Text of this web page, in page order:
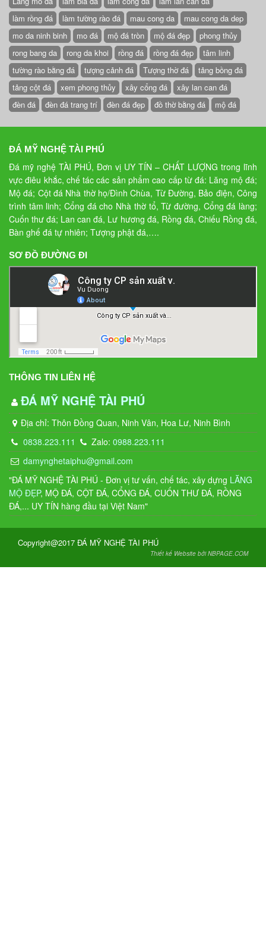
làm rồng đá
làm tường rào đá mau cong da
mau cong da dep
mo da ninh binh
mo đá mộ đá tròn mộ đá đẹp
phong thủy
rong bang da
rong da khoi rồng đá rồng đá đẹp
tâm linh
tường rào bằng đá
tượng cảnh đá Tượng thờ đá
tảng bồng đá
tảng cột đá
xem phong thủy xây cổng đá
xây lan can đá
đèn đá
đèn đá trang trí đèn đá đẹp đồ thờ bằng đá mộ đá
ĐÁ MỸ NGHỆ TÀI PHÚ
Đá mỹ nghệ TÀI PHÚ, Đơn vị UY TÍN – CHẤT LƯỢNG trong lĩnh
vực điêu khắc, chế tác các sản phẩm cao cấp từ đá: Lăng mộ đá;
Mộ đá; Cột đá Nhà thờ họ/Đình Chùa, Từ Đường, Bảo điện, Công
trình tâm linh; Cổng đá cho Nhà thờ tổ, Từ đường, Cổng đá làng;
Cuốn thư đá; Lan can đá, Lư hương đá, Rồng đá, Chiếu Rồng đá,
Bàn ghế đá tự nhiên; Tượng phật đá,….
SƠ ĐỒ ĐƯỜNG ĐI
THÔNG TIN LIÊN HỆ
ĐÁ MỸ NGHỆ TÀI PHÚ
Địa chỉ: Thôn Đồng Quan, Ninh Vân, Hoa Lư, Ninh Bình
0838.223.111
Zalo:0988.223.111
damynghetaiphu@gmail.com
"ĐÁ MỸ NGHỆ TÀI PHÚ - Đơn vị tư vấn, chế tác, xây dựng LĂNG
MỘ ĐẸP, MỘ ĐÁ, CỘT ĐÁ, CỔNG ĐÁ, CUỐN THƯ ĐÁ, RỒNG
ĐÁ,... UY TÍN hàng đầu tại Việt Nam"
Copyright@2017 ĐÁ MỸ NGHỆ TÀI PHÚ
Thiết kế Website bởi NBPAGE.COM